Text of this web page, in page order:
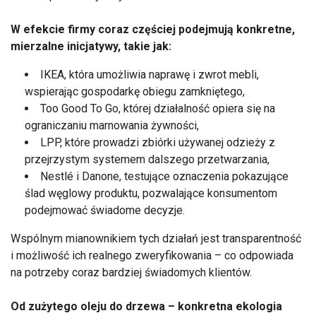
W efekcie firmy coraz częściej podejmują konkretne,
mierzalne inicjatywy, takie jak:
IKEA, która umożliwia naprawę i zwrot mebli,
wspierając gospodarkę obiegu zamkniętego,
Too Good To Go, której działalność opiera się na
ograniczaniu marnowania żywności,
LPP, które prowadzi zbiórki używanej odzieży z
przejrzystym systemem dalszego przetwarzania,
Nestlé i Danone, testujące oznaczenia pokazujące
ślad węglowy produktu, pozwalające konsumentom
podejmować świadome decyzje.
Wspólnym mianownikiem tych działań jest transparentność
i możliwość ich realnego zweryfikowania – co odpowiada
na potrzeby coraz bardziej świadomych klientów.
Od zużytego oleju do drzewa – konkretna ekologia